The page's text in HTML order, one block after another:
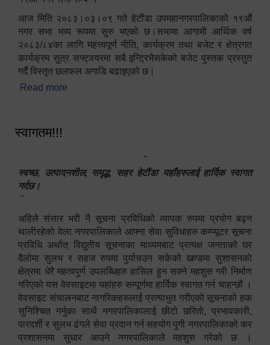
आज मिति २०८३।०३।०९ गते हेटौंडा उपमहानगरपालिकाको १९औं
नगर सभा भव्य रूपमा सुरु भएको छ।सभामा आगामी आर्थिक वर्ष
२०८३/८४का लागि महत्त्वपूर्ण नीति, कार्यक्रम तथा बजेट र क्षेत्रगत
कार्यक्रम सुत्र सफ्ट्वयरमा सबै इन्ट्रिभैसकेको बजेट पुस्तक प्रस्तुत
गर्दै विस्तृत छलफल अगाडि बढाइएको छ।
Read more
स्वागतम!!!
"
स्वच्छ, उत्पादनशील, समृद्ध, सहर हेटौंडा यहाँहरुलाई हार्दिक स्वागत
गर्दछ।
"
अहिले संसार भरी नै सूचना प्रविधिको व्यापक रुपमा प्रयोग बढ्न
थालीरहेको वेला नगरपालिकाले आफ्ना सेवा सुविधाहरु कम्प्यूटर सूचना
प्रविधि अर्थात् विद्युतीय सूचनाका माध्यमबाट प्रत्यक्ष जनताको घर
दैलोमा सुलभ र सहज रुपमा पुर्याचउन सकेको खण्डमा सुशासनको
क्षेत्रमा धेरै महत्वपुर्ण उपलब्धिहरु हासिल हुन सक्ने महशुस गरी निर्माण
गरिएको यस वेवसाइटमा यहांहरु सम्पूर्णमा हार्दिक स्वागत गर्न चाहन्छौं ।
वेवसाइट संचालनबाट नागरिकहरुलाई प्रत्याभुत गरीएको सूचनाको हक
सुनिश्चित गर्नुका साथै नगरपालिकालाई छीटो छरितो, प्रभावकारी,
पारदर्शी र सुलभ ढंगले सेवा प्रदान गर्न सहयोग पुगी नगरपालिकाको कर
प्रशासनमा सुधार आउने नगरपालिकाले महशुस गरेको छ ।